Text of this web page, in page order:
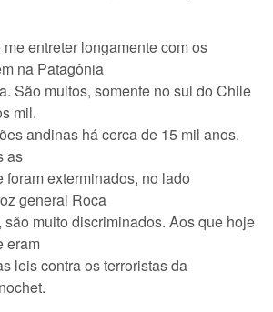
entreter longamente com os
na Patagônia
São muitos, somente no sul do Chile
mil.
andinas há cerca de 15 mil anos.
as
foram exterminados, no lado
general Roca
muito discriminados. Aos que hoje
eram
leis contra os terroristas da